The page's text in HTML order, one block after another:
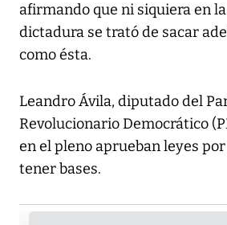
afirmando que ni siquiera en
dictadura se trató de sacar
como ésta.
Leandro Ávila, diputado del
Revolucionario Democrático
en el pleno aprueban leyes
tener bases.